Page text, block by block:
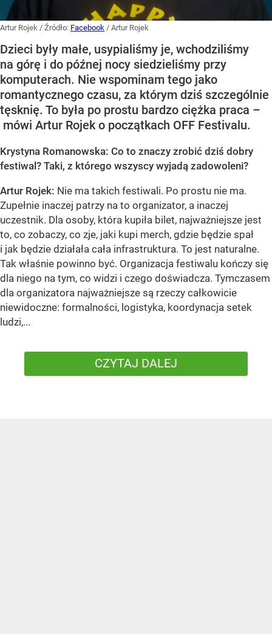
Artur Rojek / Źródło: Facebook / Artur Rojek
Dzieci były małe, usypialiśmy je, wchodziliśmy
na górę i do późnej nocy siedzieliśmy przy
komputerach. Nie wspominam tego jako
romantycznego czasu, za którym dziś szczególnie
tęsknię. To była po prostu bardzo ciężka praca –
mówi Artur Rojek o początkach OFF Festivalu.
Krystyna Romanowska: Co to znaczy zrobić dziś dobry
festiwal? Taki, z którego wszyscy wyjadą zadowoleni?
Artur Rojek: Nie ma takich festiwali. Po prostu nie ma.
Zupełnie inaczej patrzy na to organizator, a inaczej
uczestnik. Dla osoby, która kupiła bilet, najważniejsze jest
to, co zobaczy, co zje, jaki kupi merch, gdzie będzie spał
i jak będzie działała cała infrastruktura. To jest naturalne.
Tak właśnie powinno być. Organizacja festiwalu kończy się
dla niego na tym, co widzi i czego doświadcza. Tymczasem
dla organizatora najważniejsze są rzeczy całkowicie
niewidoczne: formalności, logistyka, koordynacja setek
ludzi,...
CZYTAJ DALEJ